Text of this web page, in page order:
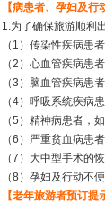
【病患者、孕妇及行
1.为了确保旅游顺利
（1）传染性疾病患
（2）心血管疾病患
（3）脑血管疾病患
（4）呼吸系统疾病
（5）精神病患者，
（6）严重贫血病患
（7）大中型手术的
（8）孕妇及行动不便
【老年旅游者预订提